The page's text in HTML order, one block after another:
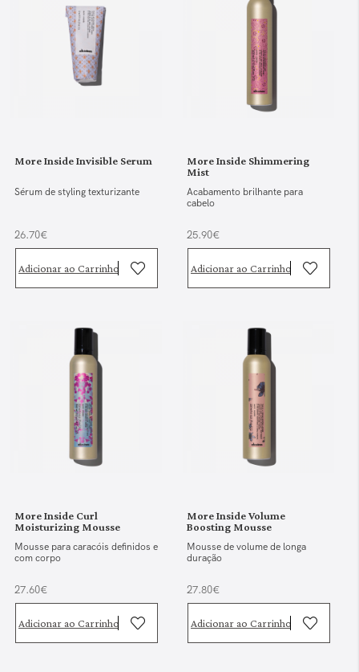
More Inside Invisible Serum
Sérum de styling texturizante
26.70€
Adicionar ao Carrinho
More Inside Shimmering
Mist
Acabamento brilhante para
cabelo
25.90€
Adicionar ao Carrinho
More Inside Curl
Moisturizing Mousse
Mousse para caracóis definidos e
com corpo
27.60€
Adicionar ao Carrinho
More Inside Volume
Boosting Mousse
Mousse de volume de longa
duração
27.80€
Adicionar ao Carrinho